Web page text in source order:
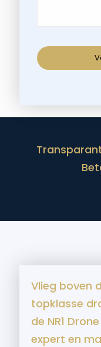
Vlieg boven
topklasse
de NR1
expert en